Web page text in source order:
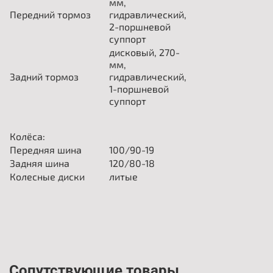
Передний тормоз
гидравлический,
2-поршневой
суппорт
Задний тормоз
дисковый, 270-
мм,
гидравлический,
1-поршневой
суппорт
Колёса:
Передняя шина
100/90-19
Задняя шина
120/80-18
Колесные диски
литые